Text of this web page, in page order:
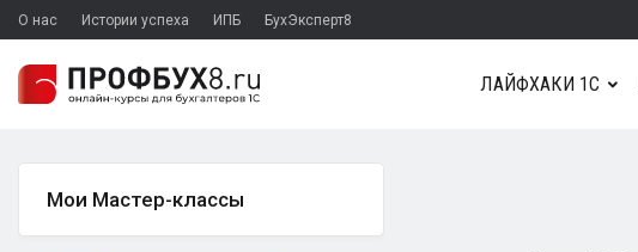
О нас Истории успеха ИПБ БухЭксперт8
ЛАЙФХАКИ 1С
Мои Мастер-классы